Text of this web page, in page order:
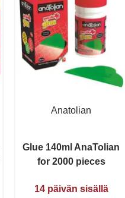
Anatolian
Glue 140ml AnaTolian
for 2000 pieces
14 päivän sisällä